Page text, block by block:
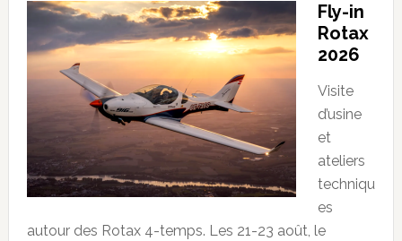
Fly-in
Rotax
2026
Visite
d’usine
et
ateliers
techniqu
es
autour des Rotax 4-temps. Les 21-23 août, le